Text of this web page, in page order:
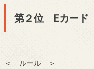
第２位 Eカード
＜ ルール ＞